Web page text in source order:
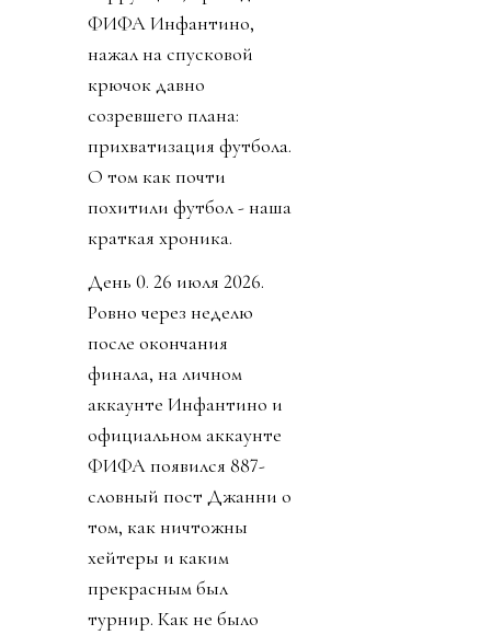
ФИФА Инфантино,
нажал на спусковой
крючок давно
созревшего плана:
прихватизация футбола.
О том как почти
похитили футбол - наша
краткая хроника.
День 0. 26 июля 2026.
Ровно через неделю
после окончания
финала, на личном
аккаунте Инфантино и
официальном аккаунте
ФИФА появился 887-
словный пост Джанни о
том, как ничтожны
хейтеры и каким
прекрасным был
турнир. Как не было